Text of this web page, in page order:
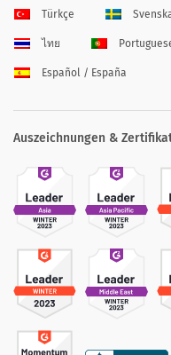
Türkçe
ไทย
Español / España
Auszeichnungen &